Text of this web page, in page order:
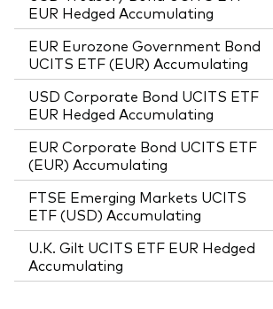
EUR Hedged Accumulating
EUR Eurozone Government Bond
UCITS ETF (EUR) Accumulating
USD Corporate Bond UCITS ETF
EUR Hedged Accumulating
EUR Corporate Bond UCITS ETF
(EUR) Accumulating
FTSE Emerging Markets UCITS
ETF (USD) Accumulating
U.K. Gilt UCITS ETF EUR Hedged
Accumulating